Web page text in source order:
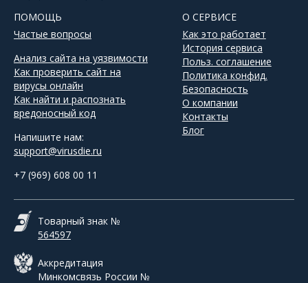
ПОМОЩЬ
Частые вопросы
Анализ сайта на уязвимости
Как проверить сайт на
вирусы онлайн
Как найти и распознать
вредоносный код
Напишите нам:
support@virusdie.ru
+7 (969) 608 00 11
О СЕРВИСЕ
Как это работает
История сервиса
Польз. соглашение
Политика конфид.
Безопасность
О компании
Контакты
Блог
Товарный знак №
564597
Аккредитация
Минкомсвязь России №